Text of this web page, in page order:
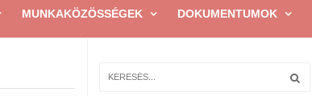
MUNKAKÖZÖSSÉGEK DOKUMENTUMOK